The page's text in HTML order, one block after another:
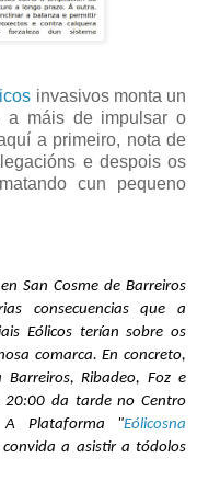
invasivos monta un
a máis de impulsar o
a primeiro, nota de
e despois os
cun pequeno
San Cosme de Barreiros
consecuencias que a
Eólicos terían sobre os
comarca. En concreto,
Ribadeo, Foz e
20:00 da tarde no Centro
A Plataforma "Eólicosna
a asistir a tódolos